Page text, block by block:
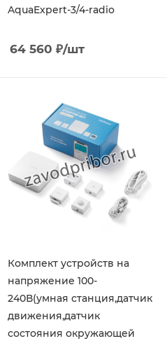
AquaExpert-3/4-radio
64 560 ₽/шт
Комплект устройств на
напряжение 100-
240В(умная станция,датчик
движения,датчик
состояния окружающей